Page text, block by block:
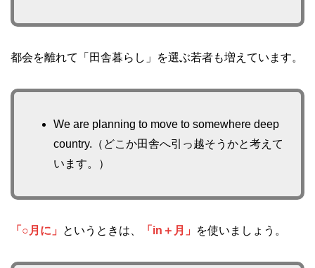
都会を離れて「田舎暮らし」を選ぶ若者も増えています。
We are planning to move to somewhere deep
country.（どこか田舎へ引っ越そうかと考えて
います。）
「○月に」 というときは、 「in＋月」 を使いましょう。